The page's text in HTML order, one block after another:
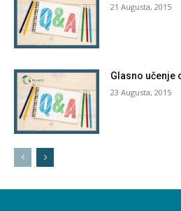
21 Augusta, 2015
Glasno učenje
23 Augusta, 2015